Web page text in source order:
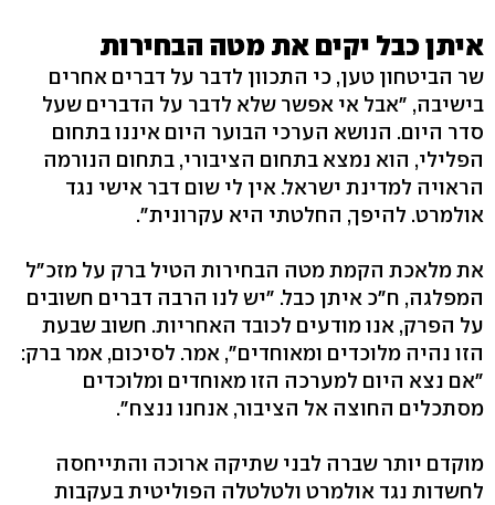
איתן כבל יקים את מטה הבחירות
שר הביטחון טען, כי התכוון לדבר על דברים אחרים
בישיבה, "אבל אי אפשר שלא לדבר על הדברים שעל
סדר היום. הנושא הערכי הבוער היום איננו בתחום
הפלילי, הוא נמצא בתחום הציבורי, בתחום הנורמה
הראויה למדינת ישראל. אין לי שום דבר אישי נגד
אולמרט. להיפך, החלטתי היא עקרונית".
את מלאכת הקמת מטה הבחירות הטיל ברק על מזכ"ל
המפלגה, ח"כ איתן כבל. "יש לנו הרבה דברים חשובים
על הפרק, אנו מודעים לכובד האחריות. חשוב שבעת
הזו נהיה מלוכדים ומאוחדים", אמר. לסיכום, אמר ברק:
"אם נצא היום למערכה הזו מאוחדים ומלוכדים
מסתכלים החוצה אל הציבור, אנחנו ננצח".
מוקדם יותר שברה לבני שתיקה ארוכה והתייחסה
לחשדות נגד אולמרט ולטלטלה הפוליטית בעקבות